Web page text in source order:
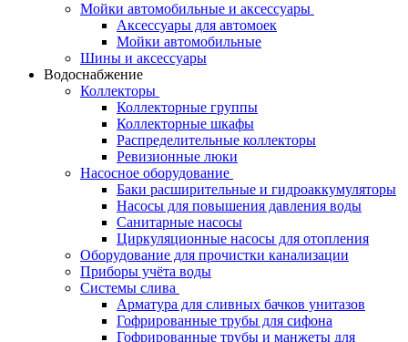
Мойки автомобильные и аксессуары
Аксессуары для автомоек
Мойки автомобильные
Шины и аксессуары
Водоснабжение
Коллекторы
Коллекторные группы
Коллекторные шкафы
Распределительные коллекторы
Ревизионные люки
Насосное оборудование
Баки расширительные и гидроаккумуляторы
Насосы для повышения давления воды
Санитарные насосы
Циркуляционные насосы для отопления
Оборудование для прочистки канализации
Приборы учёта воды
Системы слива
Арматура для сливных бачков унитазов
Гофрированные трубы для сифона
Гофрированные трубы и манжеты для